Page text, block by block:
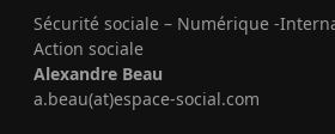
Sécurité sociale – Numérique -
Action sociale
Alexandre Beau
a.beau(at)espace-social.com